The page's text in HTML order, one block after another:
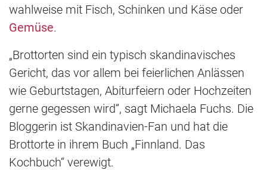
wahlweise mit Fisch, Schinken und Käse oder
Gemüse.
„Brottorten sind ein typisch skandinavisches
Gericht, das vor allem bei feierlichen Anlässen
wie Geburtstagen, Abiturfeiern oder Hochzeiten
gerne gegessen wird“, sagt Michaela Fuchs. Die
Bloggerin ist Skandinavien-Fan und hat die
Brottorte in ihrem Buch „Finnland. Das
Kochbuch“ verewigt.